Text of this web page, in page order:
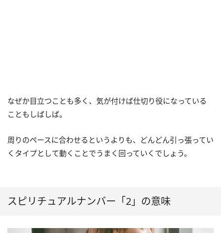
なぜか目立つことも多く、気が付けば仕切り役になっている
こともしばしば。
周りのペースに合わせるというよりも、どんどん引っ張ってい
くタイプとして動くことでうまく回っていくでしょう。
スピリチュアルナンバー「2」の意味